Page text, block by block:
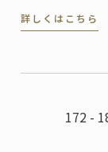
詳しくはこちら
172 -